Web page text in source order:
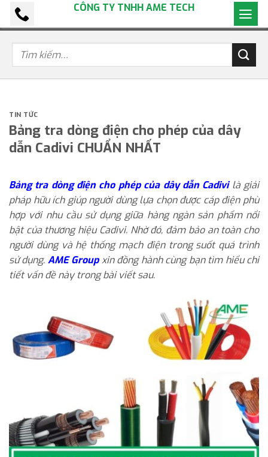
dung
CÔNG TY TNHH AME TECH
TIN TỨC
Bảng tra dòng điện cho phép của dây
dẫn Cadivi CHUẨN NHẤT
Bảng tra dòng điện cho phép của dây dẫn Cadivilà giải
pháp hữu ích giúp người dùng lựa chọn được cáp điện phù
hợp với nhu cầu sử dụng giữa hàng ngàn sản phẩm nổi
bật của thương hiệu Cadivi. Nhờ đó, đảm bảo an toàn cho
người dùng và hệ thống mạch điện trong suốt quá trình
sử dụng. AME Groupxin đồng hành cùng bạn tìm hiểu chi
tiết vấn đề này trong bài viết sau.